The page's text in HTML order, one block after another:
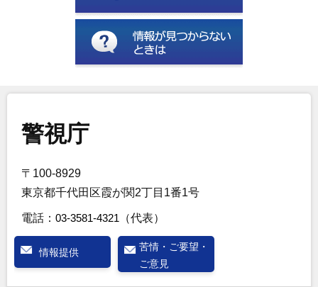
警視庁
〒100-8929
東京都千代田区霞が関2丁目1番1号
電話： 03-3581-4321 （代表）
情報提供
苦情・ご要望・
ご意見